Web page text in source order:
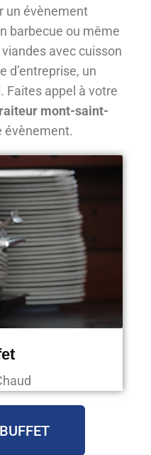
un évènement
barbecue ou même
avec cuisson
d’entreprise, un
Faites appel à votre
mont-saint-
évènement.